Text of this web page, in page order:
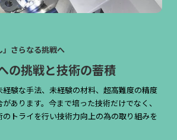
」さらなる挑戦へ
の挑戦と技術の蓄積
験な手法、未経験の材料、超高難度の精度
あります。今まで培った技術だけでなく、
トライを行い技術力向上の為の取り組みを